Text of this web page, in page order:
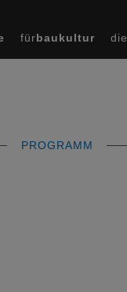
fürbaukultur die
PROGRAMM